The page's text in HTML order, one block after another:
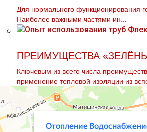
Для нормального функционирования
Наиболее важными частями ин...
ПРЕИМУЩЕСТВА
Ключевым из всего числа
применение тепловой изоляции из